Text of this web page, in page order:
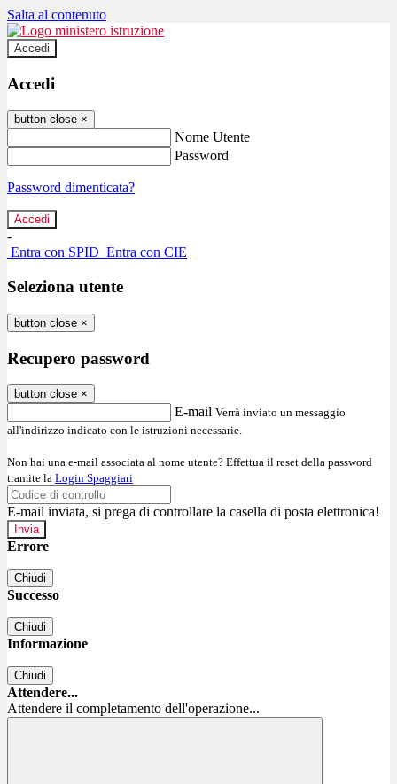
Salta al contenuto
Accedi
Accedi
button close ×
Nome Utente
Password
Password dimenticata?
-
Entra con SPID Entra con CIE
Seleziona utente
button close ×
Recupero password
button close ×
E-mail Verrà inviato un messaggio
all'indirizzo indicato con le istruzioni necessarie.
Non hai una e-mail associata al nome utente? Effettua il reset della password
tramite la Login Spaggiari
E-mail inviata, si prega di controllare la casella di posta elettronica!
Errore
Chiudi
Successo
Chiudi
Informazione
Chiudi
Attendere...
Attendere il completamento dell'operazione...